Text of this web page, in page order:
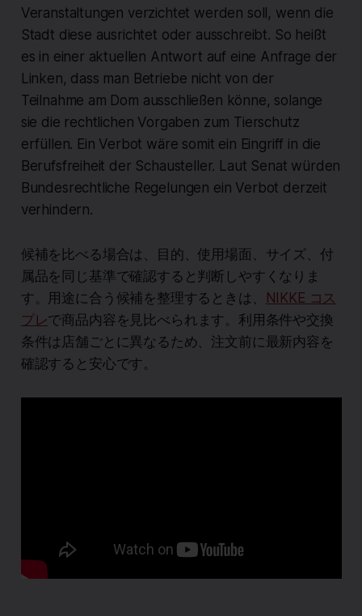
Veranstaltungen verzichtet werden soll, wenn die
Stadt diese ausrichtet oder ausschreibt. So heißt
es in einer aktuellen Antwort auf eine Anfrage der
Linken, dass man Betriebe nicht von der
Teilnahme am Dom ausschließen könne, solange
sie die rechtlichen Vorgaben zum Tierschutz
erfüllen. Ein Verbot wäre somit ein Eingriff in die
Berufsfreiheit der Schausteller. Laut Senat würden
Bundesrechtliche Regelungen ein Verbot derzeit
verhindern.
候補を比べる場合は、目的、使用場面、サイズ、付
属品を同じ基準で確認すると判断しやすくなりま
す。用途に合う候補を整理するときは、
NIKKE コス
プレで商品内容を見比べられます。利用条件や交換
条件は店舗ごとに異なるため、注文前に最新内容を
確認すると安心です。